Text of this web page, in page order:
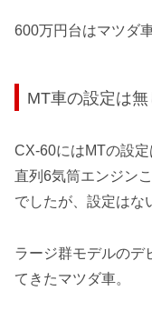
600万円台はマツダ
MT車の設定は無
CX-60にはMTの設定
直列6気筒エンジン
でしたが、設定はな
ラージ群モデルのデ
てきたマツダ車。